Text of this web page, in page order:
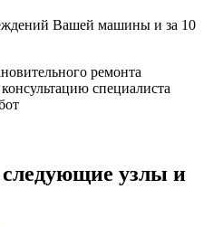
Вашей машины и за 10
ремонта
специалиста
узлы и